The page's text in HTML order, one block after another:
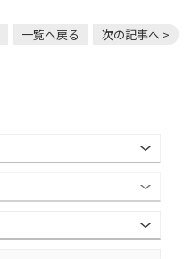
一覧へ戻る 次の記事へ >